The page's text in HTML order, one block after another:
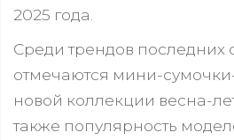
2025 года.
Среди трендов последних
отмечаются мини-
новой коллекции весна-
также популярность